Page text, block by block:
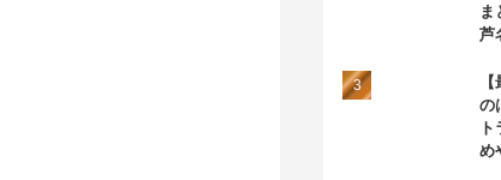
ま
芦
の
め